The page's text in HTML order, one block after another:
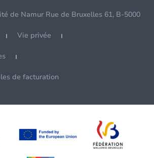
de Namur Rue de Bruxelles 61, B-5000
Vie privée
de facturation